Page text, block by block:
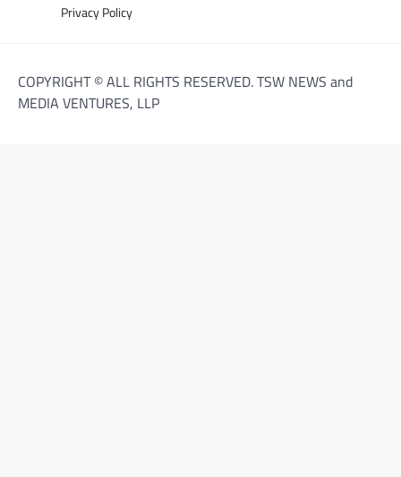
Privacy Policy
COPYRIGHT © ALL RIGHTS RESERVED. TSW NEWS and
MEDIA VENTURES, LLP